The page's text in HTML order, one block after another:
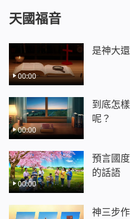
天國福音
00:00
是神大
00:00
到底怎
呢？
00:00
預言國
的話語
神三步